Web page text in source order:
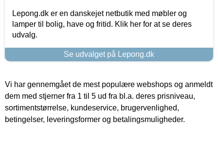
Lepong.dk er en danskejet netbutik med møbler og
lamper til bolig, have og fritid. Klik her for at se deres
udvalg.
Se udvalget på Lepong.dk
Vi har gennemgået de mest populære webshops og anmeldt
dem med stjerner fra 1 til 5 ud fra bl.a. deres prisniveau,
sortimentstørrelse, kundeservice, brugervenlighed,
betingelser, leveringsformer og betalingsmuligheder.